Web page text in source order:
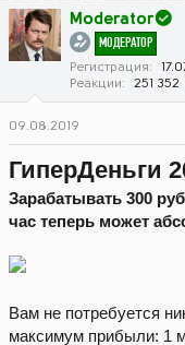
р
т
е
а
ч
а
л
а
Moderator
МОДЕРАТОР
Регистрация
Реакции
251 352
09.08.2019
ГиперДеньги
Зарабатывать 300
час теперь может
Вам не потребуется
максимум прибыли: 1